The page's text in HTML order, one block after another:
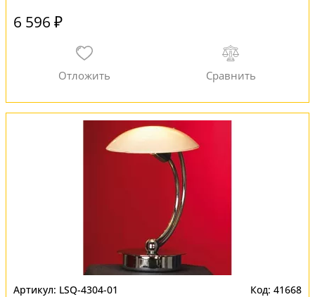
6 596 ₽
LSQ-4304-01 41668